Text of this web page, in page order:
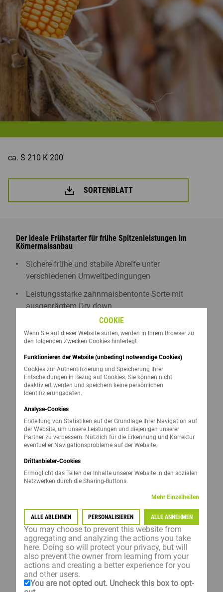
ca. S 210 K 200
SORTENBLATT
Der ideale Frühstarter für frühe Spitzenleistungen im
Körnermaisanbau
Sichere frühe und stabile Abreife unter
verschiedenen Umweltbedingungen
Leistungsstarke zahnmaisbentonte Sorte mit
ausgeprägtem Dry down
Robuster Sortentyp mit hoher Ertragssicherheit
insbesondere auf Grenzstandorten
Gute Jugendentwicklung und agronomische
Eigenschaften
Hohe Toleranz gegenüber Stängelfäule und
Beulenbrand
LSV Sorte (
Ergebnisse)
Wir haben mit Boost&Go Bird die Lösung!
Ein Vogelrepellent, welches dem Schutz gegen
Einsatz in Form der Beizkombination
Boost&Go Bird
Jetzt beim Kauf vonLID2662CundHEMINGSTONE
Boost & Go BIRD gratis!
COOKIE
Wenn Sie auf dieser Website surfen, werden in Ihrem Browser zu
den folgenden Zwecken Cookies hinterlegt :
Funktionieren der Website (unbedingt notwendige Cookies)
Cookies zur Authentifizierung und Speicherung Ihrer
Entscheidungen in Bezug auf Cookies. Sie können nicht
deaktiviert werden und speichern keine persönlichen
Identifizierungsdaten.
Analyse-Cookies
Erstellung von Statistiken auf der Grundlage Ihrer Navigation auf
der Website, um unsere Leistungen und diejenigen unserer
Partner zu verbessern. Nützlich für die Erkennung und Korrektur
eventueller Navigationsprobleme auf der Website.
Drittanbieter-Cookies
Ermöglicht das Teilen der Inhalte unserer Website in den sozialen
Netzwerken durch die Sharing-Buttons.
Mehr Einzelheiten
ALLE ABLEHNEN PERSONALISIEREN ALLE ANNEHMEN
You may choose to prevent this website from
aggregating and analyzing the actions you take
here. Doing so will protect your privacy, but will
also prevent the owner from learning from your
actions and creating a better experience for you
and other users.
You are not opted out. Uncheck this box to opt-